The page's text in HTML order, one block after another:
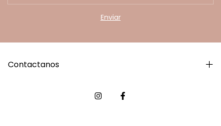
Contactanos